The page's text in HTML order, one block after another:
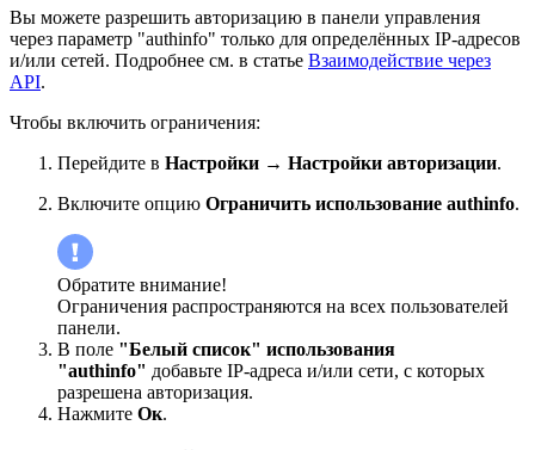
Вы можете разрешить авторизацию в панели управления
через параметр "authinfo" только для определённых IP-адресов
и/или сетей. Подробнее см. в статье Взаимодействие через
API.
Чтобы включить ограничения:
Перейдите в Настройки → Настройки авторизации.
Включите опцию Ограничить использование authinfo.
Обратите внимание!
Ограничения распространяются на всех пользователей
панели.
В поле "Белый список" использования
"authinfo" добавьте IP-адреса и/или сети, с которых
разрешена авторизация.
Нажмите Ок.